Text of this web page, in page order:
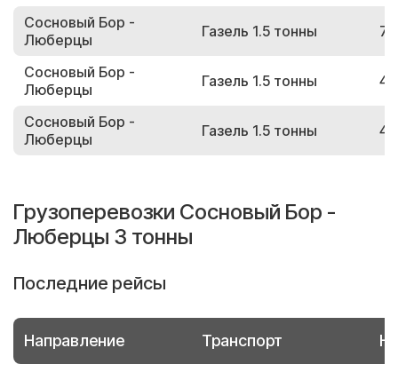
Сосновый Бор -
Люберцы
Газель 1.5 тонны
Сосновый Бор -
Люберцы
Газель 1.5 тонны
Сосновый Бор -
Люберцы
Газель 1.5 тонны
Грузоперевозки Сосновый Бор -
Люберцы 3 тонны
Последние рейсы
Направление Транспорт